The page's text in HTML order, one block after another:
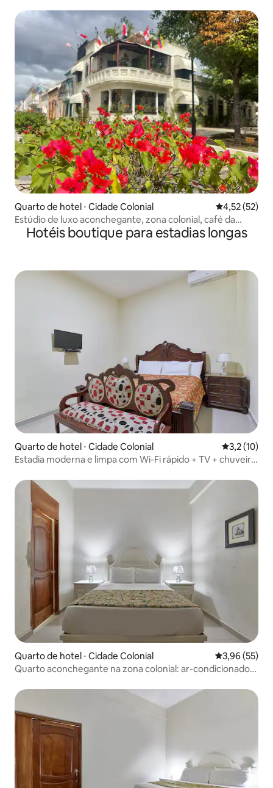
Quarto de hotel ⋅ Cidade Colonial 4,52 de uma
4,52 (52)
Estúdio de luxo aconchegante, zona colonial, café da
manhã grátis
Hotéis boutique para estadias longas
Quarto de hotel ⋅ Cidade Colonial 3,2 de uma
3,2 (10)
Estadia moderna e limpa com Wi-Fi rápido + TV + chuveiro
Quarto de hotel ⋅ Cidade Colonial 3,96 de uma
3,96 (55)
Quarto aconchegante na zona colonial: ar-condicionado,